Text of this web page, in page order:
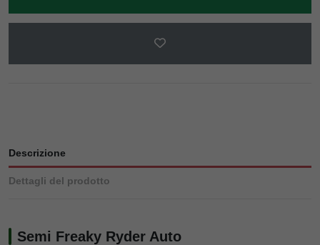
Descrizione
Dettagli del prodotto
Semi Freaky Ryder Auto